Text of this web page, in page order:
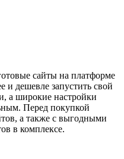
сайты на платформе
и дешевле запустить свой
а широкие настройки
Перед покупкой
а также с выгодными
в комплексе.